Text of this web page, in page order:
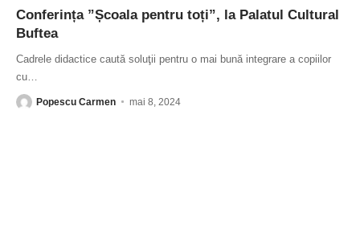
Conferința ”Școala pentru toți”, la Palatul Cultural
Buftea
Cadrele didactice caută soluţii pentru o mai bună integrare a copiilor
cu
Popescu Carmen mai 8, 2024